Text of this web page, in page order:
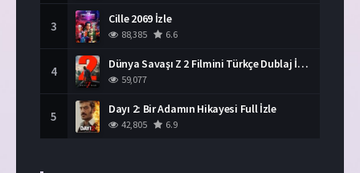
3 Cille 2069 İzle
88,385 6.6
4 Dünya Savaşı Z 2 Filmini Türkçe Dublaj İzle
59,077
5 Dayı 2: Bir Adamın Hikayesi Full İzle
42,805 6.9